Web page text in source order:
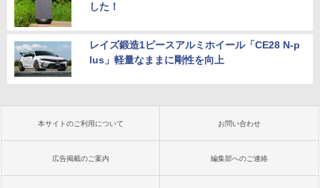
した！
レイズ鍛造1ピースアルミホイール「CE28 N-p
lus」軽量なままに剛性を向上
本サイトのご利用について お問い合わせ
広告掲載のご案内 編集部へのご連絡